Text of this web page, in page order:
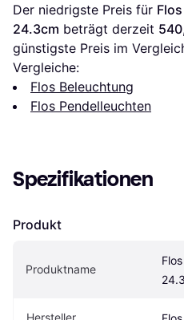
Der niedrigste Preis für
24.3cm beträgt derzeit
günstigste Preis im
Vergleiche:
Flos Beleuchtung
Flos Pendelleuchten
Spezifikationen
Produkt
Produktname
Hersteller